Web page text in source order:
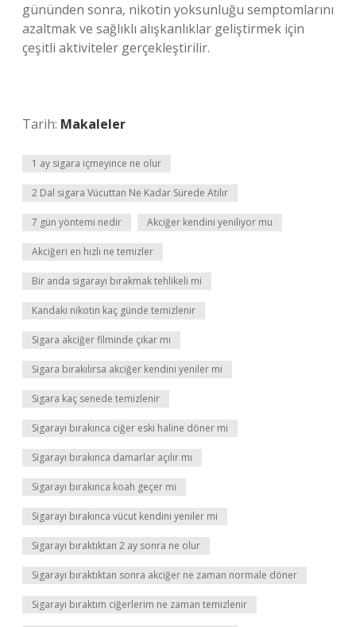
gününden sonra, nikotin yoksunluğu semptomlarını
azaltmak ve sağlıklı alışkanlıklar geliştirmek için
çeşitli aktiviteler gerçekleştirilir.
Tarih: Makaleler
1 ay sigara içmeyince ne olur
2 Dal sigara Vücuttan Ne Kadar Sürede Atılır
7 gün yöntemi nedir Akciğer kendini yeniliyor mu
Akciğeri en hızlı ne temizler
Bir anda sigarayı bırakmak tehlikeli mi
Kandaki nikotin kaç günde temizlenir
Sigara akciğer filminde çıkar mı
Sigara bırakılırsa akciğer kendini yeniler mi
Sigara kaç senede temizlenir
Sigarayı bırakınca ciğer eski haline döner mi
Sigarayı bırakınca damarlar açılır mı
Sigarayı bırakınca koah geçer mi
Sigarayı bırakınca vücut kendini yeniler mi
Sigarayı bıraktıktan 2 ay sonra ne olur
Sigarayı bıraktıktan sonra akciğer ne zaman normale döner
Sigarayı bıraktım ciğerlerim ne zaman temizlenir